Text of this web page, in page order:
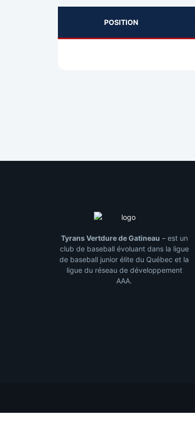
POSITION
Tyrans Vertdure de Gatineau – est un
club de baseball évoluant dans la ligue
de baseball junior élite du Québec et la
ligue du réseau de développement
AAA.